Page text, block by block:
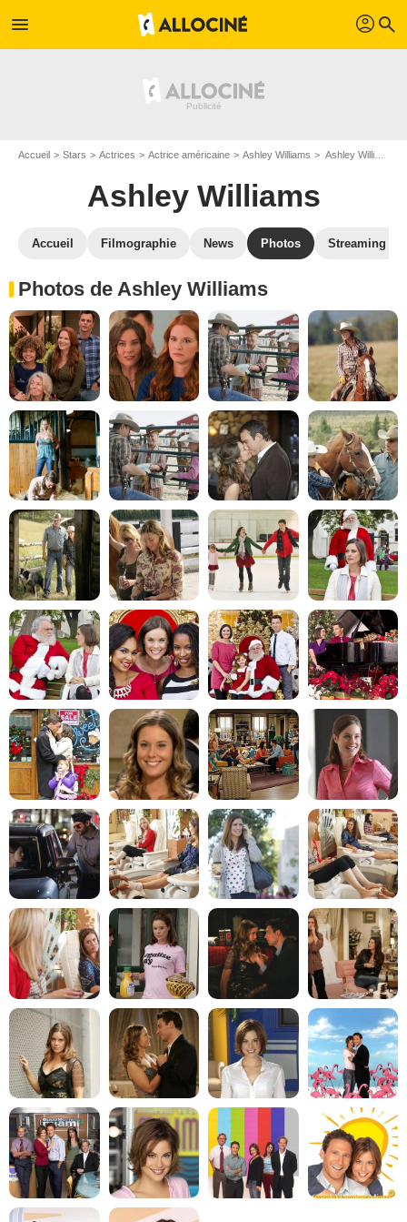
menu profil search
Accueil Stars Actrices Actrice américaine Ashley Williams Ashley Williams : Photos de ses films et séries
Ashley Williams
Accueil Filmographie News Photos Streaming
Photos de Ashley Williams